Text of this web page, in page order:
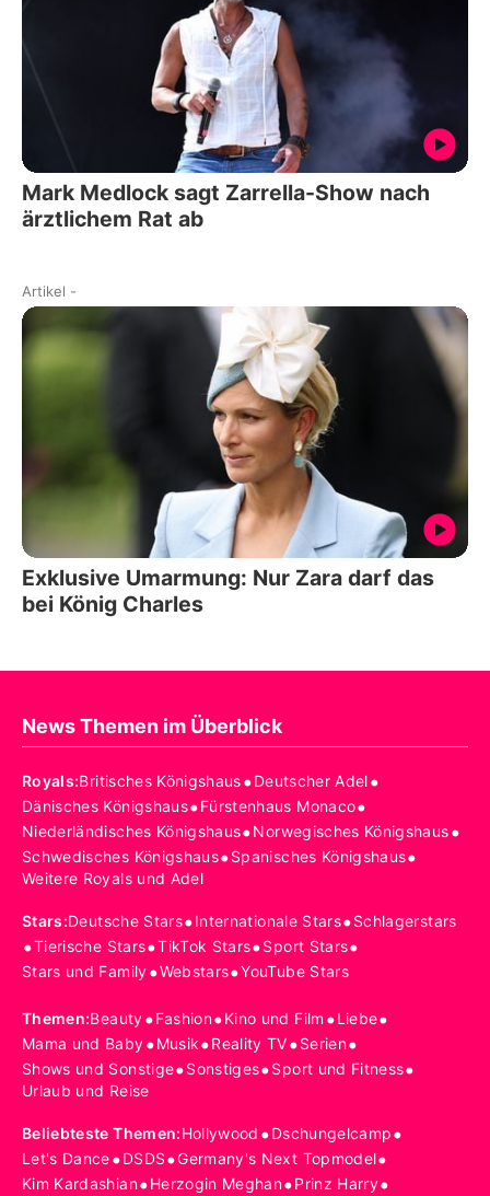
Mark Medlock sagt Zarrella-Show nach
ärztlichem Rat ab
Artikel -
Exklusive Umarmung: Nur Zara darf das
bei König Charles
News Themen im Überblick
Royals:Britisches Königshaus•Deutscher Adel•
Dänisches Königshaus•Fürstenhaus Monaco•
Niederländisches Königshaus•Norwegisches Königshaus•
Schwedisches Königshaus•Spanisches Königshaus•
Weitere Royals und Adel
Stars:Deutsche Stars•Internationale Stars•Schlagerstars
•Tierische Stars•TikTok Stars•Sport Stars•
Stars und Family•Webstars•YouTube Stars
Themen:Beauty•Fashion•Kino und Film •Liebe•
Mama und Baby•Musik•Reality TV•Serien•
Shows und Sonstige•Sonstiges•Sport und Fitness•
Urlaub und Reise
Beliebteste Themen:Hollywood •Dschungelcamp•
Let's Dance•DSDS•Germany's Next Topmodel•
Kim Kardashian•Herzogin Meghan•Prinz Harry•